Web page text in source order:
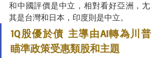
和中國評價是中立，相對看好亞洲，尢
其是台灣和日本，印度則是中立。
1Q股優於債 主導由AI轉為川普
瞄準政策受惠類股和主題